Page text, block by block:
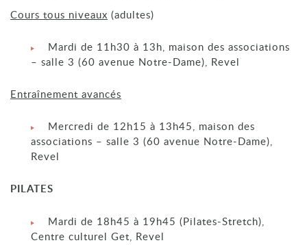
Cours tous niveaux (adultes)
Mardi de 11h30 à 13h, maison des associations
– salle 3 (60 avenue Notre-Dame), Revel
Entraînement avancés
Mercredi de 12h15 à 13h45, maison des
associations – salle 3 (60 avenue Notre-Dame),
Revel
PILATES
Mardi de 18h45 à 19h45 (Pilates-Stretch),
Centre culturel Get, Revel